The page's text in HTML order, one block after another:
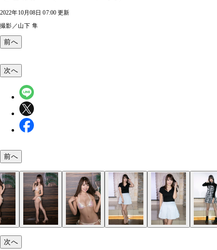
2022年10月08日 07:00 更新
撮影／山下 隼
前へ
次へ
前へ
次へ